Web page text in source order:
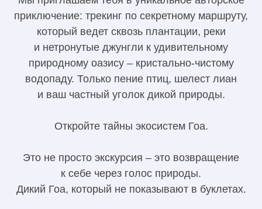
приключение: трекинг по секретному маршруту,
который ведет сквозь плантации, реки
и нетронутые джунгли к удивительному
природному оазису – кристально-чистому
водопаду. Только пение птиц, шелест лиан
и ваш частный уголок дикой природы.
Откройте тайны экосистем Гоа.
Это не просто экскурсия – это возвращение
к себе через голос природы.
Дикий Гоа, который не показывают в буклетах.